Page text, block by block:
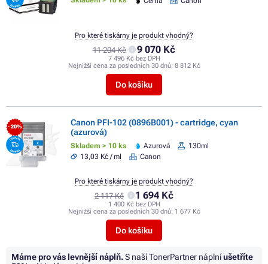
11 204 Kč 9 070 Kč
7 496 Kč bez DPH
Nejnižší cena za posledních 30 dnů: 8 812 Kč
Do košíku
Pro které tiskárny je produkt vhodný?
- 20%
Canon PFI-102 (0896B001) - cartridge, cyan
(azurová)
Skladem > 10 ks Azurová
130ml
13,03 Kč / ml
Canon
2 117 Kč 1 694 Kč
1 400 Kč bez DPH
Nejnižší cena za posledních 30 dnů: 1 677 Kč
Do košíku
Pro které tiskárny je produkt vhodný?
Máme pro vás levnější náplň.S naší TonerPartner náplníušetříte